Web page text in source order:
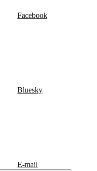
Facebook
Bluesky
E-mail